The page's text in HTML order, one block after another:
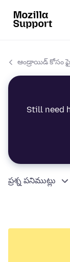
ఆండ్రాయిడ్ కోసం
Still need
ప్రశ్న పనిముట్లు